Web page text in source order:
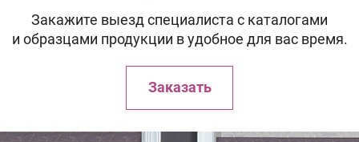
Закажите выезд специалиста с каталогами
и образцами продукции в удобное для вас время.
Заказать